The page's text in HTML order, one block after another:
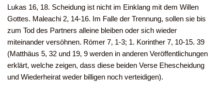
Lukas 16, 18. Scheidung ist nicht im Einklang mit dem Willen
Gottes. Maleachi 2, 14-16. Im Falle der Trennung, sollen sie bis
zum Tod des Partners alleine bleiben oder sich wieder
miteinander versöhnen. Römer 7, 1-3; 1. Korinther 7, 10-15. 39
(Matthäus 5, 32 und 19, 9 werden in anderen Veröffentlichungen
erklärt, welche zeigen, dass diese beiden Verse Ehescheidung
und Wiederheirat weder billigen noch verteidigen).